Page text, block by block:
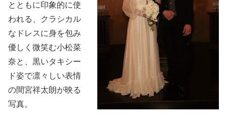
とともに印象的に使
われる、クラシカル
なドレスに身を包み
優しく微笑む小松菜
奈と、黒いタキシー
ド姿で凛々しい表情
の間宮祥太朗が映る
写真。